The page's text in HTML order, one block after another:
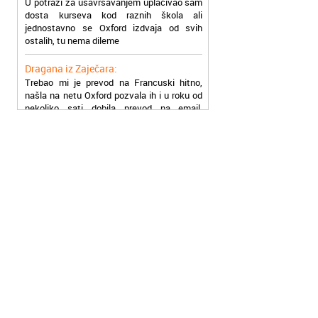
jednostavno se Oxford izdvaja od svih
ostalih, tu nema dileme
Dragana iz Zaječara:
Trebao mi je prevod na Francuski hitno,
našla na netu Oxford pozvala ih i u roku od
nekoliko sati dobila prevod na email,
stvarno su super